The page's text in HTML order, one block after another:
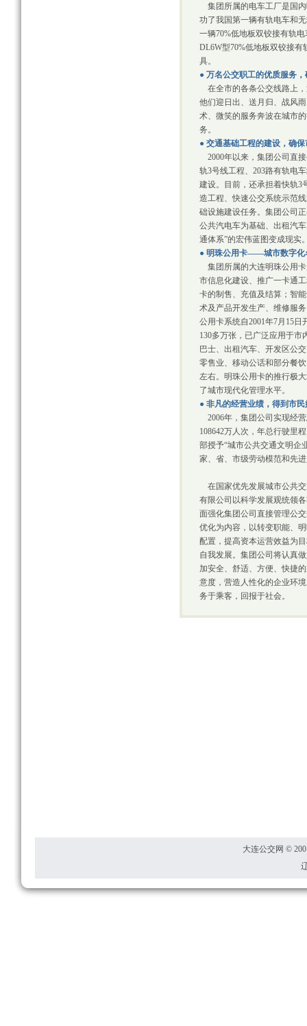
集团所属的电车工厂是国
功了我国第一辆有轨电车和
一辆70%低地板双铰接有轨
DL6W型70%低地板双铰接
具。
● 万名公交职工的优质服务
在全市的各条公交线路上
他们迎日出、送月归、战风
术、微笑的服务奔波在城市
务。
● 交通基础工程的建设，确
2000年以来，集团公司直
轨3号线工程、203路有轨电
建设。目前，还承担着快轨3
造工程、快速公交系统示范
础设施建设任务。集团公司
公共汽电车为基础、出租汽
通体系”的宏伟蓝图变成现实
● 明珠公用卡——城市数字化
集团所属的大连明珠公用
市信息化建设、推广一卡通
卡的制售、充值及结算；智
术及产品开发生产、维修服
公用卡系统自2001年7月15
130多万张，已广泛应用于
巴士、出租汽车、开发区公
零售业、移动公话和部分餐
左右。明珠公用卡的推行极
了城市现代化管理水平。
● 非凡的经营业绩，得到市
2006年，集团公司实现经
108642万人次，年总行驶里
部授予“城市公共交通文明企
家、省、市级劳动模范和先
在国家优先发展城市公共
有限公司以科学发展观统领
面强化集团公司直接管理公
优化为内容，以转变职能、
配置，提高资本运营效益为
自我发展。集团公司将认真
加安全、舒适、方便、快捷
意度，营造人性化的企业环
务于乘客，回报于社会。
大连公交网 ©